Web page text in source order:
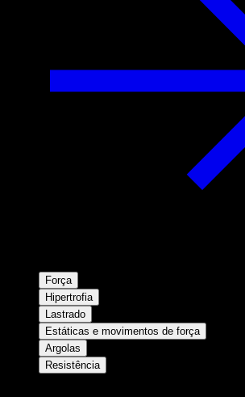
Força
Hipertrofia
Lastrado
Estáticas e movimentos de força
Argolas
Resistência